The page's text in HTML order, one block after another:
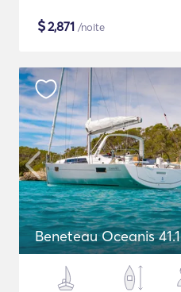
$2,871 /noite
Beneteau Oceanis 41.1